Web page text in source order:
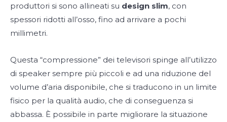
produttori si sono allineati su design slim, con
spessori ridotti all’osso, fino ad arrivare a pochi
millimetri.
Questa “compressione” dei televisori spinge all’utilizzo
di speaker sempre più piccoli e ad una riduzione del
volume d’aria disponibile, che si traducono in un limite
fisico per la qualità audio, che di conseguenza si
abbassa. È possibile in parte migliorare la situazione